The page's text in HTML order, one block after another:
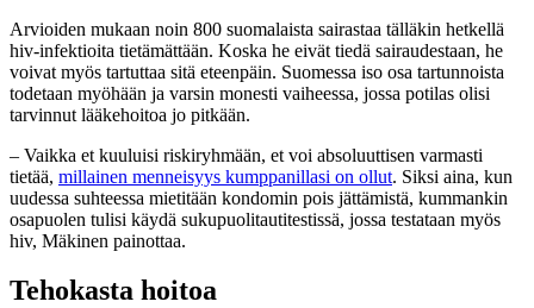
Arvioiden mukaan noin 800 suomalaista sairastaa tälläkin hetkellä
hiv-infektioita tietämättään. Koska he eivät tiedä sairaudestaan, he
voivat myös tartuttaa sitä eteenpäin. Suomessa iso osa tartunnoista
todetaan myöhään ja varsin monesti vaiheessa, jossa potilas olisi
tarvinnut lääkehoitoa jo pitkään.
– Vaikka et kuuluisi riskiryhmään, et voi absoluuttisen varmasti
tietää, millainen menneisyys kumppanillasi on ollut. Siksi aina, kun
uudessa suhteessa mietitään kondomin pois jättämistä, kummankin
osapuolen tulisi käydä sukupuolitautitestissä, jossa testataan myös
hiv, Mäkinen painottaa.
Tehokasta hoitoa